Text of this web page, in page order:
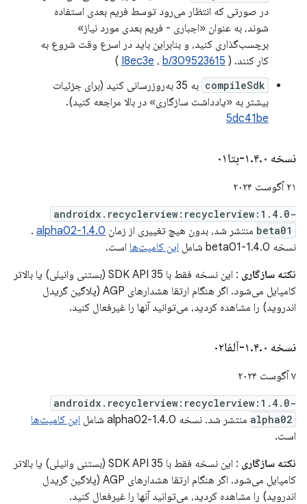
در صورتی که انتظار می‌رود توسط فریم بعدی استفاده
شوند، به عنوان «اجباری - فریم بعدی مورد نیاز»
برچسب‌گذاری کنید، و بنابراین باید در اسرع وقت شروع به
کار کنند. (
I8ec3e ، b/309523615
)
compileSdk
به 35 به‌روزرسانی کنید (برای جزئیات
بیشتر به «یادداشت سازگاری» در بالا مراجعه کنید).
5dc41be
نسخه ۱ .۴.۰-بتا۰۱
۲۱ آگوست ۲۰۲۴
androidx.recyclerview:recyclerview:1.4.0-
beta01 منتشر شد، بدون هیچ تغییری از زمان 1.4.0-alpha02
.
نسخه 1.4.0-beta01 شامل
این کامیت‌ها است.
نکته سازگاری
: این نسخه فقط با SDK API 35 (بستنی وانیلی) یا بالاتر
کامپایل می‌شود. اگر هنگام ارتقا هشدارهای AGP (پلاگین گریدل
اندروید) را مشاهده کردید، می‌توانید آنها را غیرفعال کنید.
نسخه ۱ .۴.۰-آلفا۰۲
۷ آگوست ۲۰۲۴
androidx.recyclerview:recyclerview:1.4.0-
alpha02 منتشر شد. نسخه 1.4.0-alpha02 شامل
این کامیت‌ها
است.
نکته سازگاری
: این نسخه فقط با SDK API 35 (بستنی وانیلی) یا بالاتر
کامپایل می‌شود. اگر هنگام ارتقا هشدارهای AGP (پلاگین گریدل
اندروید) را مشاهده کردید، می‌توانید آنها را غیرفعال کنید.